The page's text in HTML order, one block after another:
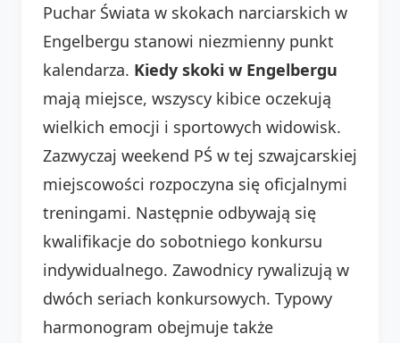
Puchar Świata w skokach narciarskich w
Engelbergu stanowi niezmienny punkt
kalendarza. Kiedy skoki w Engelbergu
mają miejsce, wszyscy kibice oczekują
wielkich emocji i sportowych widowisk.
Zazwyczaj weekend PŚ w tej szwajcarskiej
miejscowości rozpoczyna się oficjalnymi
treningami. Następnie odbywają się
kwalifikacje do sobotniego konkursu
indywidualnego. Zawodnicy rywalizują w
dwóch seriach konkursowych. Typowy
harmonogram obejmuje także